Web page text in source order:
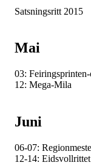
Satsningsritt 2015
Mai
03:
12: Mega-Mila
Juni
06-07:
12-14: Eidsvollrittet